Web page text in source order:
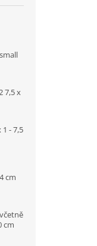
7,5 x
- 7,5
cm
cm